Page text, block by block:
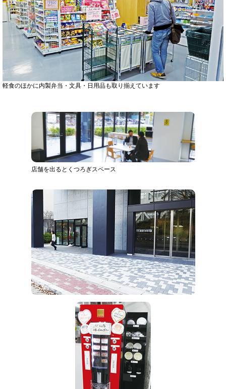
軽食のほかに内製弁当・文具・日用品も取り揃えています
店舗を出るとくつろぎスペース